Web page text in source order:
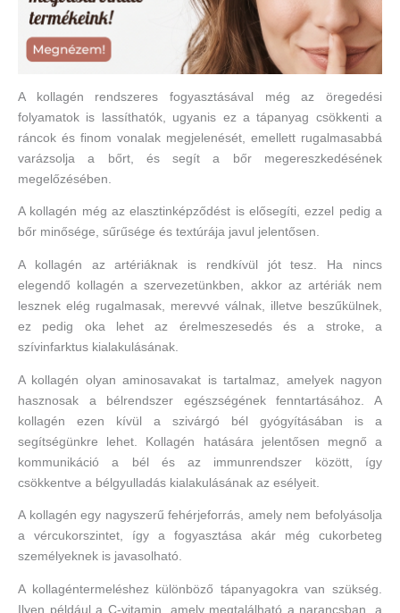
A kollagén rendszeres fogyasztásával még az öregedési
folyamatok is lassíthatók, ugyanis ez a tápanyag csökkenti a
ráncok és finom vonalak megjelenését, emellett rugalmasabbá
varázsolja a bőrt, és segít a bőr megereszkedésének
megelőzésében.
A kollagén még az elasztinképződést is elősegíti, ezzel pedig a
bőr minősége, sűrűsége és textúrája javul jelentősen.
A kollagén az artériáknak is rendkívül jót tesz. Ha nincs
elegendő kollagén a szervezetünkben, akkor az artériák nem
lesznek elég rugalmasak, merevvé válnak, illetve beszűkülnek,
ez pedig oka lehet az érelmeszesedés és a stroke, a
szívinfarktus kialakulásának.
A kollagén olyan aminosavakat is tartalmaz, amelyek nagyon
hasznosak a bélrendszer egészségének fenntartásához. A
kollagén ezen kívül a szivárgó bél gyógyításában is a
segítségünkre lehet. Kollagén hatására jelentősen megnő a
kommunikáció a bél és az immunrendszer között, így
csökkentve a bélgyulladás kialakulásának az esélyeit.
A kollagén egy nagyszerű fehérjeforrás, amely nem befolyásolja
a vércukorszintet, így a fogyasztása akár még cukorbeteg
személyeknek is javasolható.
A kollagéntermeléshez különböző tápanyagokra van szükség.
Ilyen például a C-vitamin, amely megtalálható a narancsban, a